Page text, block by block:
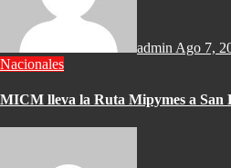
admin Ago 7,
Nacionales
MICM lleva la Ruta Mipymes a San